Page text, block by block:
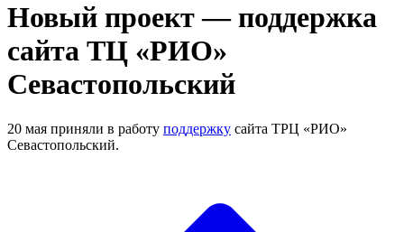
Новый проект — поддержка
сайта ТЦ «РИО»
Севастопольский
20 мая приняли в работу поддержку сайта ТРЦ «РИО»
Севастопольский.